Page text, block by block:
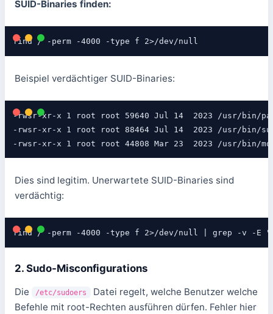
SUID-Binaries finden:
find / -perm -4000 -type f 2>/dev/null
Beispiel verdächtiger SUID-Binaries:
-rwsr-xr-x 1 root root 59640 Jul 14  2023 /usr/bin/
-rwsr-xr-x 1 root root 88464 Jul 14  2023 /usr/bin/
-rwsr-xr-x 1 root root 44808 Mar 23  2023 /usr/bin/
Dies sind legitim. Unerwartete SUID-Binaries sind
verdächtig:
find / -perm -4000 -type f 2>/dev/null | grep -v -E
2. Sudo-Misconfigurations
Die /etc/sudoers
Datei regelt, welche Benutzer welche
Befehle mit root-Rechten ausführen dürfen. Fehler hier